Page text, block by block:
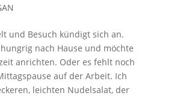
und Besuch kündigt sich an.
nach Hause und möchte
anrichten. Oder es fehlt noch
auf der Arbeit. Ich
leichten Nudelsalat, der